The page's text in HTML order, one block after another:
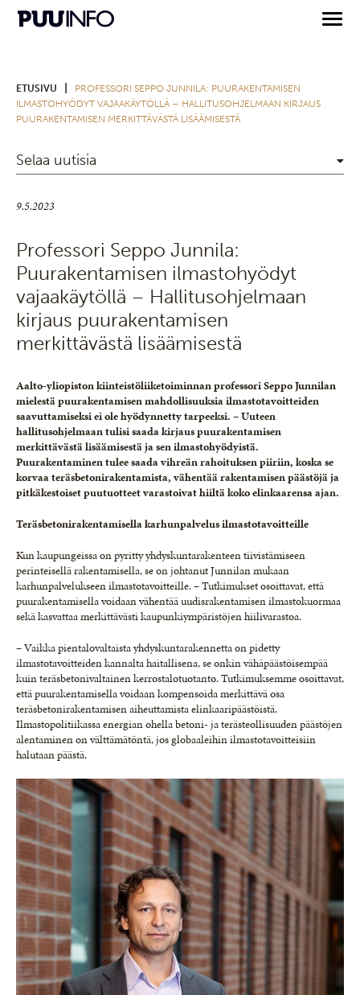
ETUSIVU
PROFESSORI SEPPO JUNNILA: PUURAKENTAMISEN
ILMASTOHYÖDYT VAJAAKÄYTÖLLÄ – HALLITUSOHJELMAAN KIRJAUS
PUURAKENTAMISEN MERKITTÄVÄSTÄ LISÄÄMISESTÄ
Selaa uutisia
9.5.2023
Professori Seppo Junnila:
Puurakentamisen ilmastohyödyt
vajaakäytöllä – Hallitusohjelmaan
kirjaus puurakentamisen
merkittävästä lisäämisestä
Aalto-yliopiston kiinteistöliiketoiminnan professori Seppo Junnilan
mielestä puurakentamisen mahdollisuuksia ilmastotavoitteiden
saavuttamiseksi ei ole hyödynnetty tarpeeksi. – Uuteen
hallitusohjelmaan tulisi saada kirjaus puurakentamisen
merkittävästä lisäämisestä ja sen ilmastohyödyistä.
Puurakentaminen tulee saada vihreän rahoituksen piiriin, koska se
korvaa teräsbetonirakentamista, vähentää rakentamisen päästöjä ja
pitkäkestoiset puutuotteet varastoivat hiiltä koko elinkaarensa ajan.
Teräsbetonirakentamisella karhunpalvelus ilmastotavoitteille
Kun kaupungeissa on pyritty yhdyskuntarakenteen tiivistämiseen
perinteisellä rakentamisella, se on johtanut Junnilan mukaan
karhunpalvelukseen ilmastotavoitteille. – Tutkimukset osoittavat, että
puurakentamisella voidaan vähentää uudisrakentamisen ilmastokuormaa
sekä kasvattaa merkittävästi kaupunkiympäristöjen hiilivarastoa.
– Vaikka pientalovaltaista yhdyskuntarakennetta on pidetty
ilmastotavoitteiden kannalta haitallisena, se onkin vähäpäästöisempää
kuin teräsbetonivaltainen kerrostalotuotanto. Tutkimuksemme osoittavat,
että puurakentamisella voidaan kompensoida merkittävä osa
teräsbetonirakentamisen aiheuttamista elinkaaripäästöistä.
Ilmastopolitiikassa energian ohella betoni- ja terästeollisuuden päästöjen
alentaminen on välttämätöntä, jos globaaleihin ilmastotavoitteisiin
halutaan päästä.